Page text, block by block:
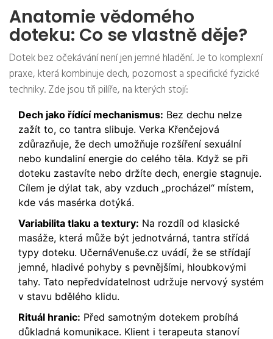
Anatomie vědomého
doteku: Co se vlastně děje?
Dotek bez očekávání není jen jemné hladění. Je to komplexní
praxe, která kombinuje dech, pozornost a specifické fyzické
techniky. Zde jsou tři pilíře, na kterých stojí:
Dech jako řídící mechanismus: Bez dechu nelze
zažít to, co tantra slibuje. Verka Křenčejová
zdůrazňuje, že dech umožňuje rozšíření sexuální
nebo kundaliní energie do celého těla. Když se při
doteku zastavíte nebo držíte dech, energie stagnuje.
Cílem je dýlat tak, aby vzduch „procházel“ místem,
kde vás masérka dotýká.
Variabilita tlaku a textury: Na rozdíl od klasické
masáže, která může být jednotvárná, tantra střídá
typy doteku. UčernáVenuše.cz uvádí, že se střídají
jemné, hladivé pohyby s pevnějšími, hloubkovými
tahy. Tato nepředvídatelnost udržuje nervový systém
v stavu bdělého klidu.
Rituál hranic: Před samotným dotekem probíhá
důkladná komunikace. Klient i terapeuta stanoví